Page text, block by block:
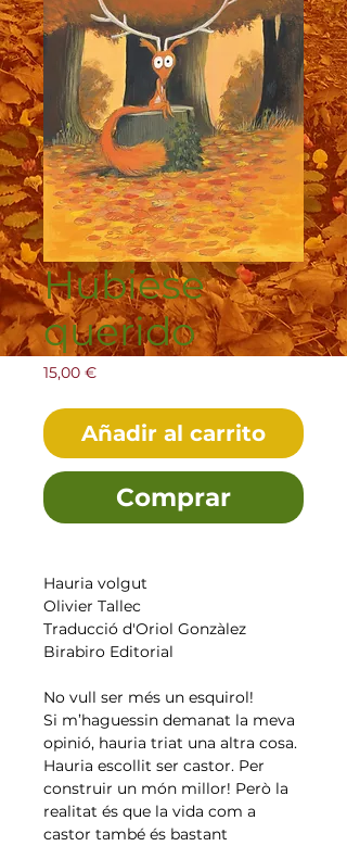
Hubiese
querido
15,00 €Precio
Añadir al carrito
Comprar
Hauria volgut
Olivier Tallec
Traducció d'Oriol Gonzàlez
Birabiro Editorial
No vull ser més un esquirol!
Si m’haguessin demanat la meva
opinió, hauria triat una altra cosa.
Hauria escollit ser castor. Per
construir un món millor! Però la
realitat és que la vida com a
castor també és bastant